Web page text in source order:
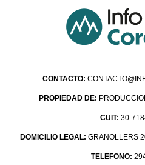
CONTACTO:
PROPIEDAD DE:
CUIT: 30-
DOMICILIO LEGAL: GRANOLLERS
TELEFONO: